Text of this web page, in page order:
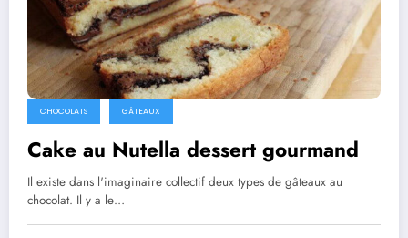
CHOCOLATS GÂTEAUX
Cake au Nutella dessert gourmand
Il existe dans l'imaginaire collectif deux types de gâteaux au
chocolat. Il y a le…